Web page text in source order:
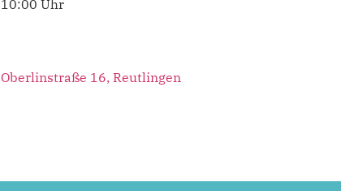
10:00 Uhr
Oberlinstraße 16, Reutlingen